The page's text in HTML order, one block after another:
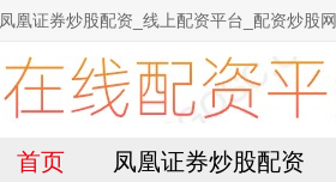
凤凰证券炒股配资_线上配资平台_配资炒股网
首页 凤凰证券炒股配资